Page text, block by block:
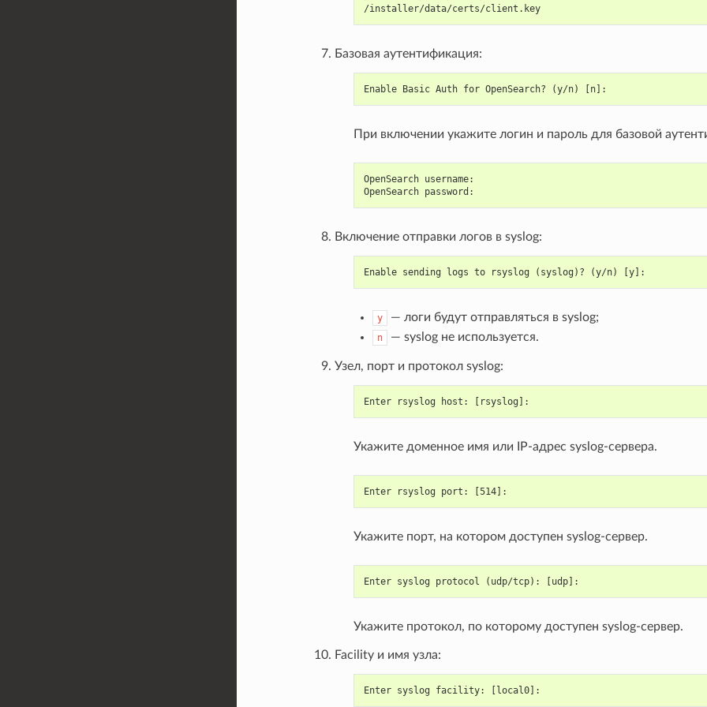
/installer/data/certs/client.key
Базовая аутентификация:
Enable Basic Auth for OpenSearch? (y/n) [n]:
При включении укажите логин и пароль для базовой
OpenSearch username:
OpenSearch password:
Включение отправки логов в syslog:
Enable sending logs to rsyslog (syslog)? (y/n) [y]:
y — логи будут отправляться в syslog;
n — syslog не используется.
Узел, порт и протокол syslog:
Enter rsyslog host: [rsyslog]:
Укажите доменное имя или IP-адрес syslog-сервера.
Enter rsyslog port: [514]:
Укажите порт, на котором доступен syslog-сервер.
Enter syslog protocol (udp/tcp): [udp]:
Укажите протокол, по которому доступен syslog-сервер.
Facility и имя узла:
Enter syslog facility: [local0]: